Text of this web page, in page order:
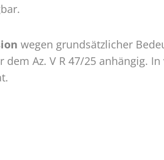
wegen grundsätzlicher
Az. V R 47/25 anhängig.